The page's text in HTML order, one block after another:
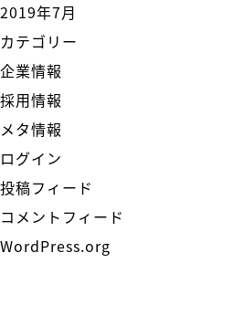
2019年7月
カテゴリー
企業情報
採用情報
メタ情報
ログイン
投稿フィード
コメントフィード
WordPress.org